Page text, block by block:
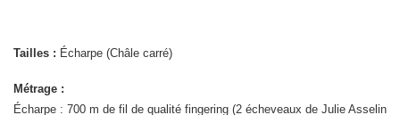
Tailles : Écharpe (Châle carré)
Métrage :
Écharpe : 700 m de fil de qualité fingering (2 écheveaux de Julie Asselin